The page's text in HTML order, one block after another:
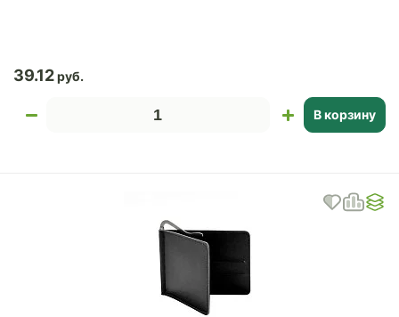
39.12
В корзину